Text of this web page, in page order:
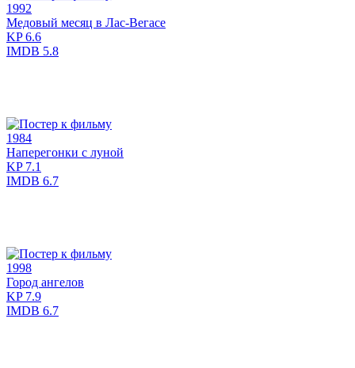
1992
Медовый месяц в Лас-Вегасе
KP6.6
IMDB 5.8
1984
Наперегонки с луной
KP7.1
IMDB 6.7
1998
Город ангелов
KP7.9
IMDB 6.7